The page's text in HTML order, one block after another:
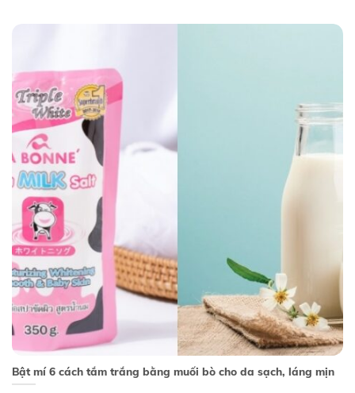
Bật mí 6 cách tắm trắng bằng muối bò cho da sạch, láng mịn